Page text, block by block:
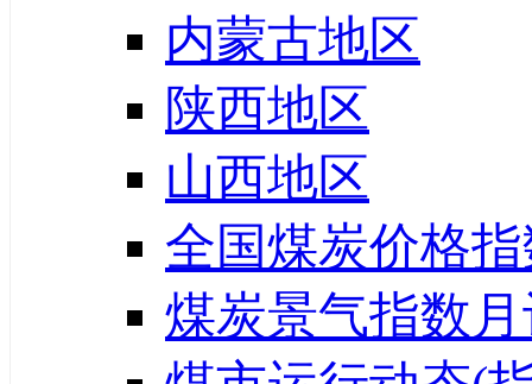
内蒙古地区
陕西地区
山西地区
全国煤炭价格
煤炭景气指数